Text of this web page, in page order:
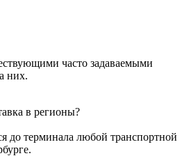
часто задаваемыми
них.
в регионы?
до терминала любой транспортной